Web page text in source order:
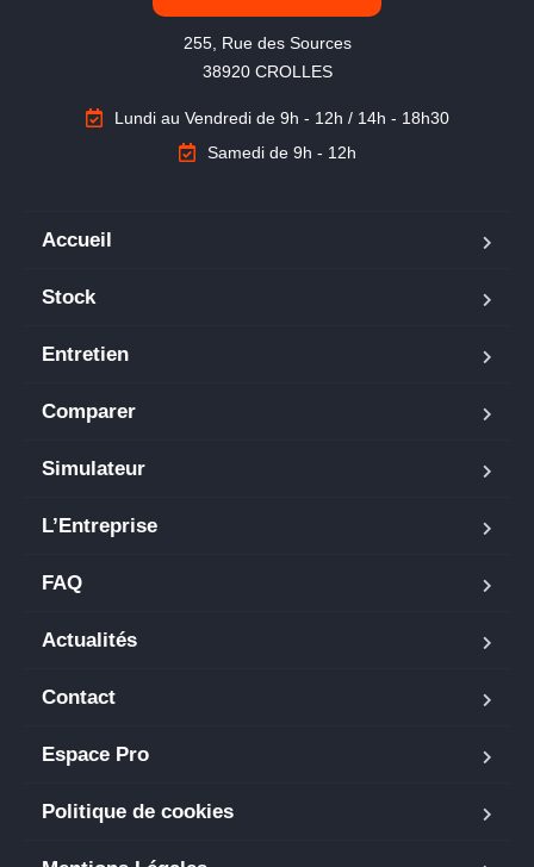
255, Rue des Sources
38920 CROLLES
Lundi au Vendredi de 9h - 12h / 14h - 18h30
Samedi de 9h - 12h
Accueil
Stock
Entretien
Comparer
Simulateur
L’Entreprise
FAQ
Actualités
Contact
Espace Pro
Politique de cookies